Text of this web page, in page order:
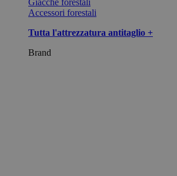
Giacche forestali
Accessori forestali
Tutta l'attrezzatura antitaglio +
Brand